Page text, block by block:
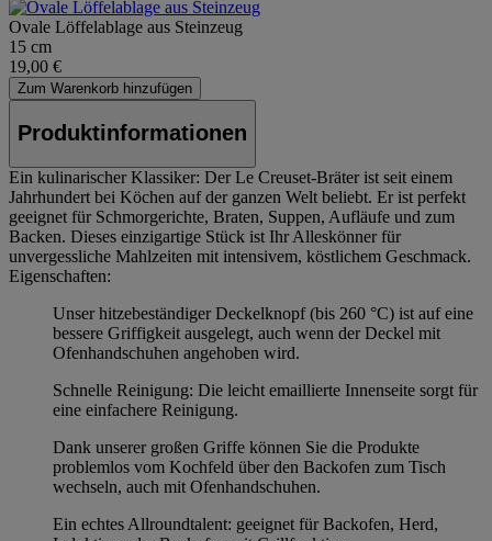
Ovale Löffelablage aus Steinzeug
15 cm
19,00 €
Zum Warenkorb hinzufügen
Produktinformationen
Ein kulinarischer Klassiker: Der Le Creuset-Bräter ist seit einem
Jahrhundert bei Köchen auf der ganzen Welt beliebt. Er ist perfekt
geeignet für Schmorgerichte, Braten, Suppen, Aufläufe und zum
Backen. Dieses einzigartige Stück ist Ihr Alleskönner für
unvergessliche Mahlzeiten mit intensivem, köstlichem Geschmack.
Eigenschaften:
Unser hitzebeständiger Deckelknopf (bis 260 °C) ist auf eine
bessere Griffigkeit ausgelegt, auch wenn der Deckel mit
Ofenhandschuhen angehoben wird.
Schnelle Reinigung: Die leicht emaillierte Innenseite sorgt für
eine einfachere Reinigung.
Dank unserer großen Griffe können Sie die Produkte
problemlos vom Kochfeld über den Backofen zum Tisch
wechseln, auch mit Ofenhandschuhen.
Ein echtes Allroundtalent: geeignet für Backofen, Herd,